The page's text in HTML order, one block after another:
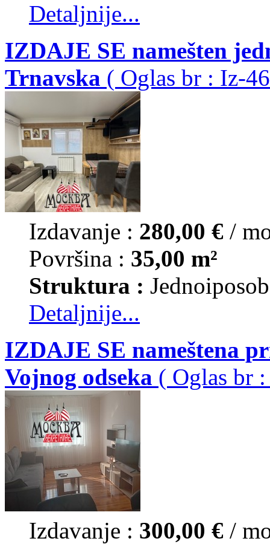
Detaljnije...
IZDAJE SE namešten
Trnavska ( Oglas br : Iz-
Izdavanje : 280,00 € /
Površina : 35,00 m²
Struktura :
Detaljnije...
IZDAJE SE nameštena
Vojnog odseka ( Oglas br
Izdavanje : 300,00 € /